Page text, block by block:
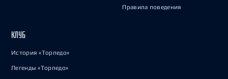
Правила поведения
КЛУБ
История «Торпедо»
Легенды «Торпедо»